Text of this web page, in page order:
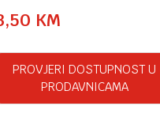
KM
PROVJERI DOSTUPNOST U
PRODAVNICAMA